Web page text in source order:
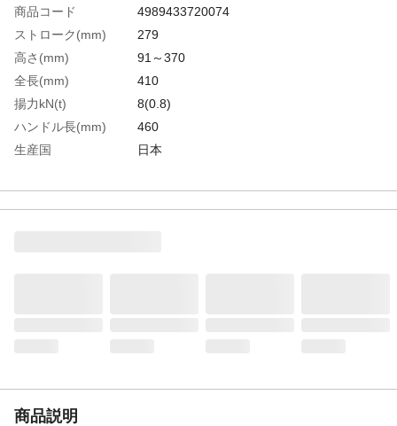
商品コード
4989433720074
ストローク(mm)
279
高さ(mm)
91～370
全長(mm)
410
揚力kN(t)
8(0.8)
ハンドル長(mm)
460
生産国
日本
商品説明